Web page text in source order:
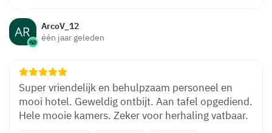
ArcoV_12
één jaar geleden
Super vriendelijk en behulpzaam personeel en
mooi hotel. Geweldig ontbijt. Aan tafel opgediend.
Hele mooie kamers. Zeker voor herhaling vatbaar.